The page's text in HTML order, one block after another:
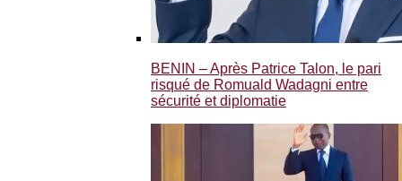
BENIN – Après Patrice Talon, le pari
risqué de Romuald Wadagni entre
sécurité et diplomatie